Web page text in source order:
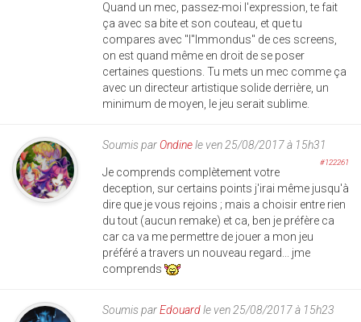
Quand un mec, passez-moi l'expression, te fait
ça avec sa bite et son couteau, et que tu
compares avec "l"Immondus" de ces screens,
on est quand même en droit de se poser
certaines questions. Tu mets un mec comme ça
avec un directeur artistique solide derrière, un
minimum de moyen, le jeu serait sublime.
Soumis parOndinele ven 25/08/2017 à 15h31
#122261
Je comprends complètement votre
deception, sur certains points j'irai même jusqu'à
dire que je vous rejoins ; mais a choisir entre rien
du tout (aucun remake) et ca, ben je préfère ca
car ca va me permettre de jouer a mon jeu
préféré a travers un nouveau regard... jme
comprends
Soumis parEdouardle ven 25/08/2017 à 15h23